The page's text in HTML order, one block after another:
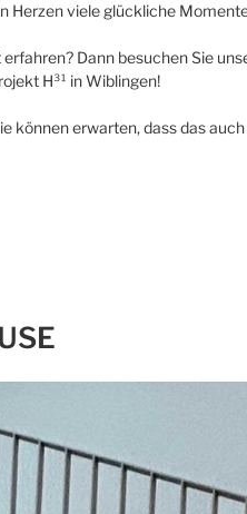
Herzen viele glückliche
Dann besuchen Sie
H³¹ in Wiblingen!
können erwarten, dass das auch